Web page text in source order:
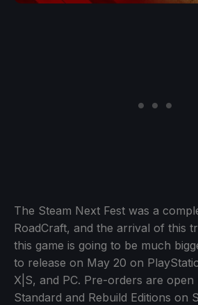
The Steam Next Fest was a
RoadCraft, and the arrival of this
this game is going to be much
to release on May 20 on
X|S, and PC. Pre-orders are
Standard and Rebuild Editions on